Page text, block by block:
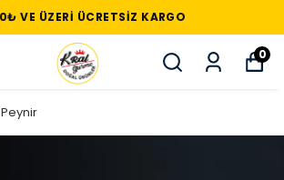
VE ÜZERI ÜCRETSIZ KARGO
0
Peynir